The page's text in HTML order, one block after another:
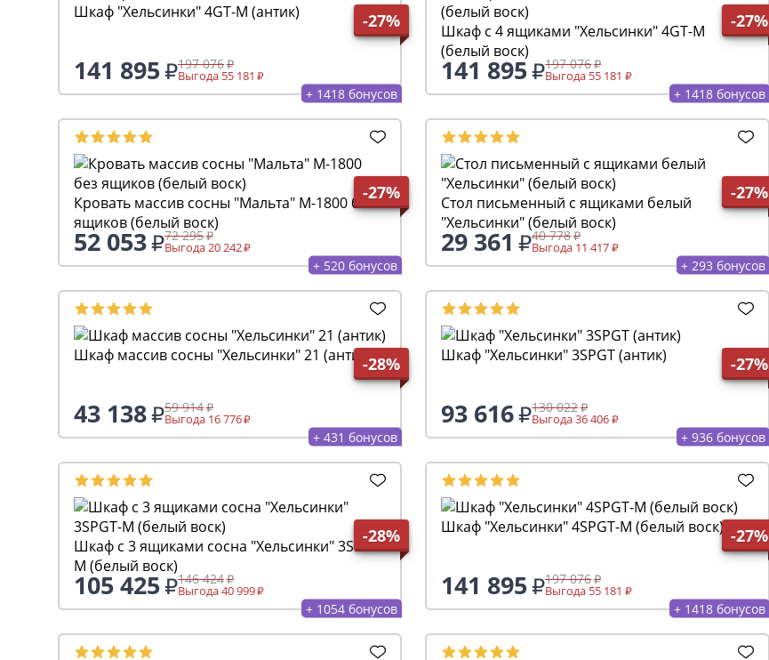
-27%
Шкаф "Хельсинки" 4GT-M (антик)
141 895 197 076
Выгода 55 181
+ 1418 бонусов
-27%
Шкаф с 4 ящиками "Хельсинки" 4GT-M
(белый воск)
141 895 197 076
Выгода 55 181
+ 1418 бонусов
-27%
Кровать массив сосны "Мальта" М-1800 без
ящиков (белый воск)
52 053 72 295
Выгода 20 242
+ 520 бонусов
-27%
Стол письменный с ящиками белый
"Хельсинки" (белый воск)
29 361 40 778
Выгода 11 417
+ 293 бонусов
-28%
Шкаф массив сосны "Хельсинки" 21 (антик)
43 138 59 914
Выгода 16 776
+ 431 бонусов
-27%
Шкаф "Хельсинки" 3SPGT (антик)
93 616 130 022
Выгода 36 406
+ 936 бонусов
-28%
Шкаф с 3 ящиками сосна "Хельсинки" 3SPGT-
M (белый воск)
105 425 146 424
Выгода 40 999
+ 1054 бонусов
-27%
Шкаф "Хельсинки" 4SPGT-M (белый воск)
141 895 197 076
Выгода 55 181
+ 1418 бонусов